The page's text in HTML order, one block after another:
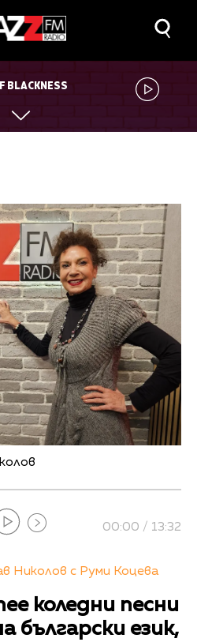
BLACKNESS
00:00 / 13:32
Николов с Руми Коцева
коледни песни
български език,